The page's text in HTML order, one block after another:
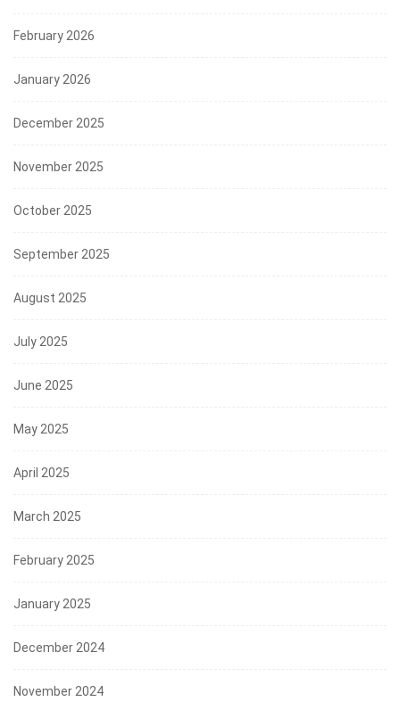
February 2026
January 2026
December 2025
November 2025
October 2025
September 2025
August 2025
July 2025
June 2025
May 2025
April 2025
March 2025
February 2025
January 2025
December 2024
November 2024